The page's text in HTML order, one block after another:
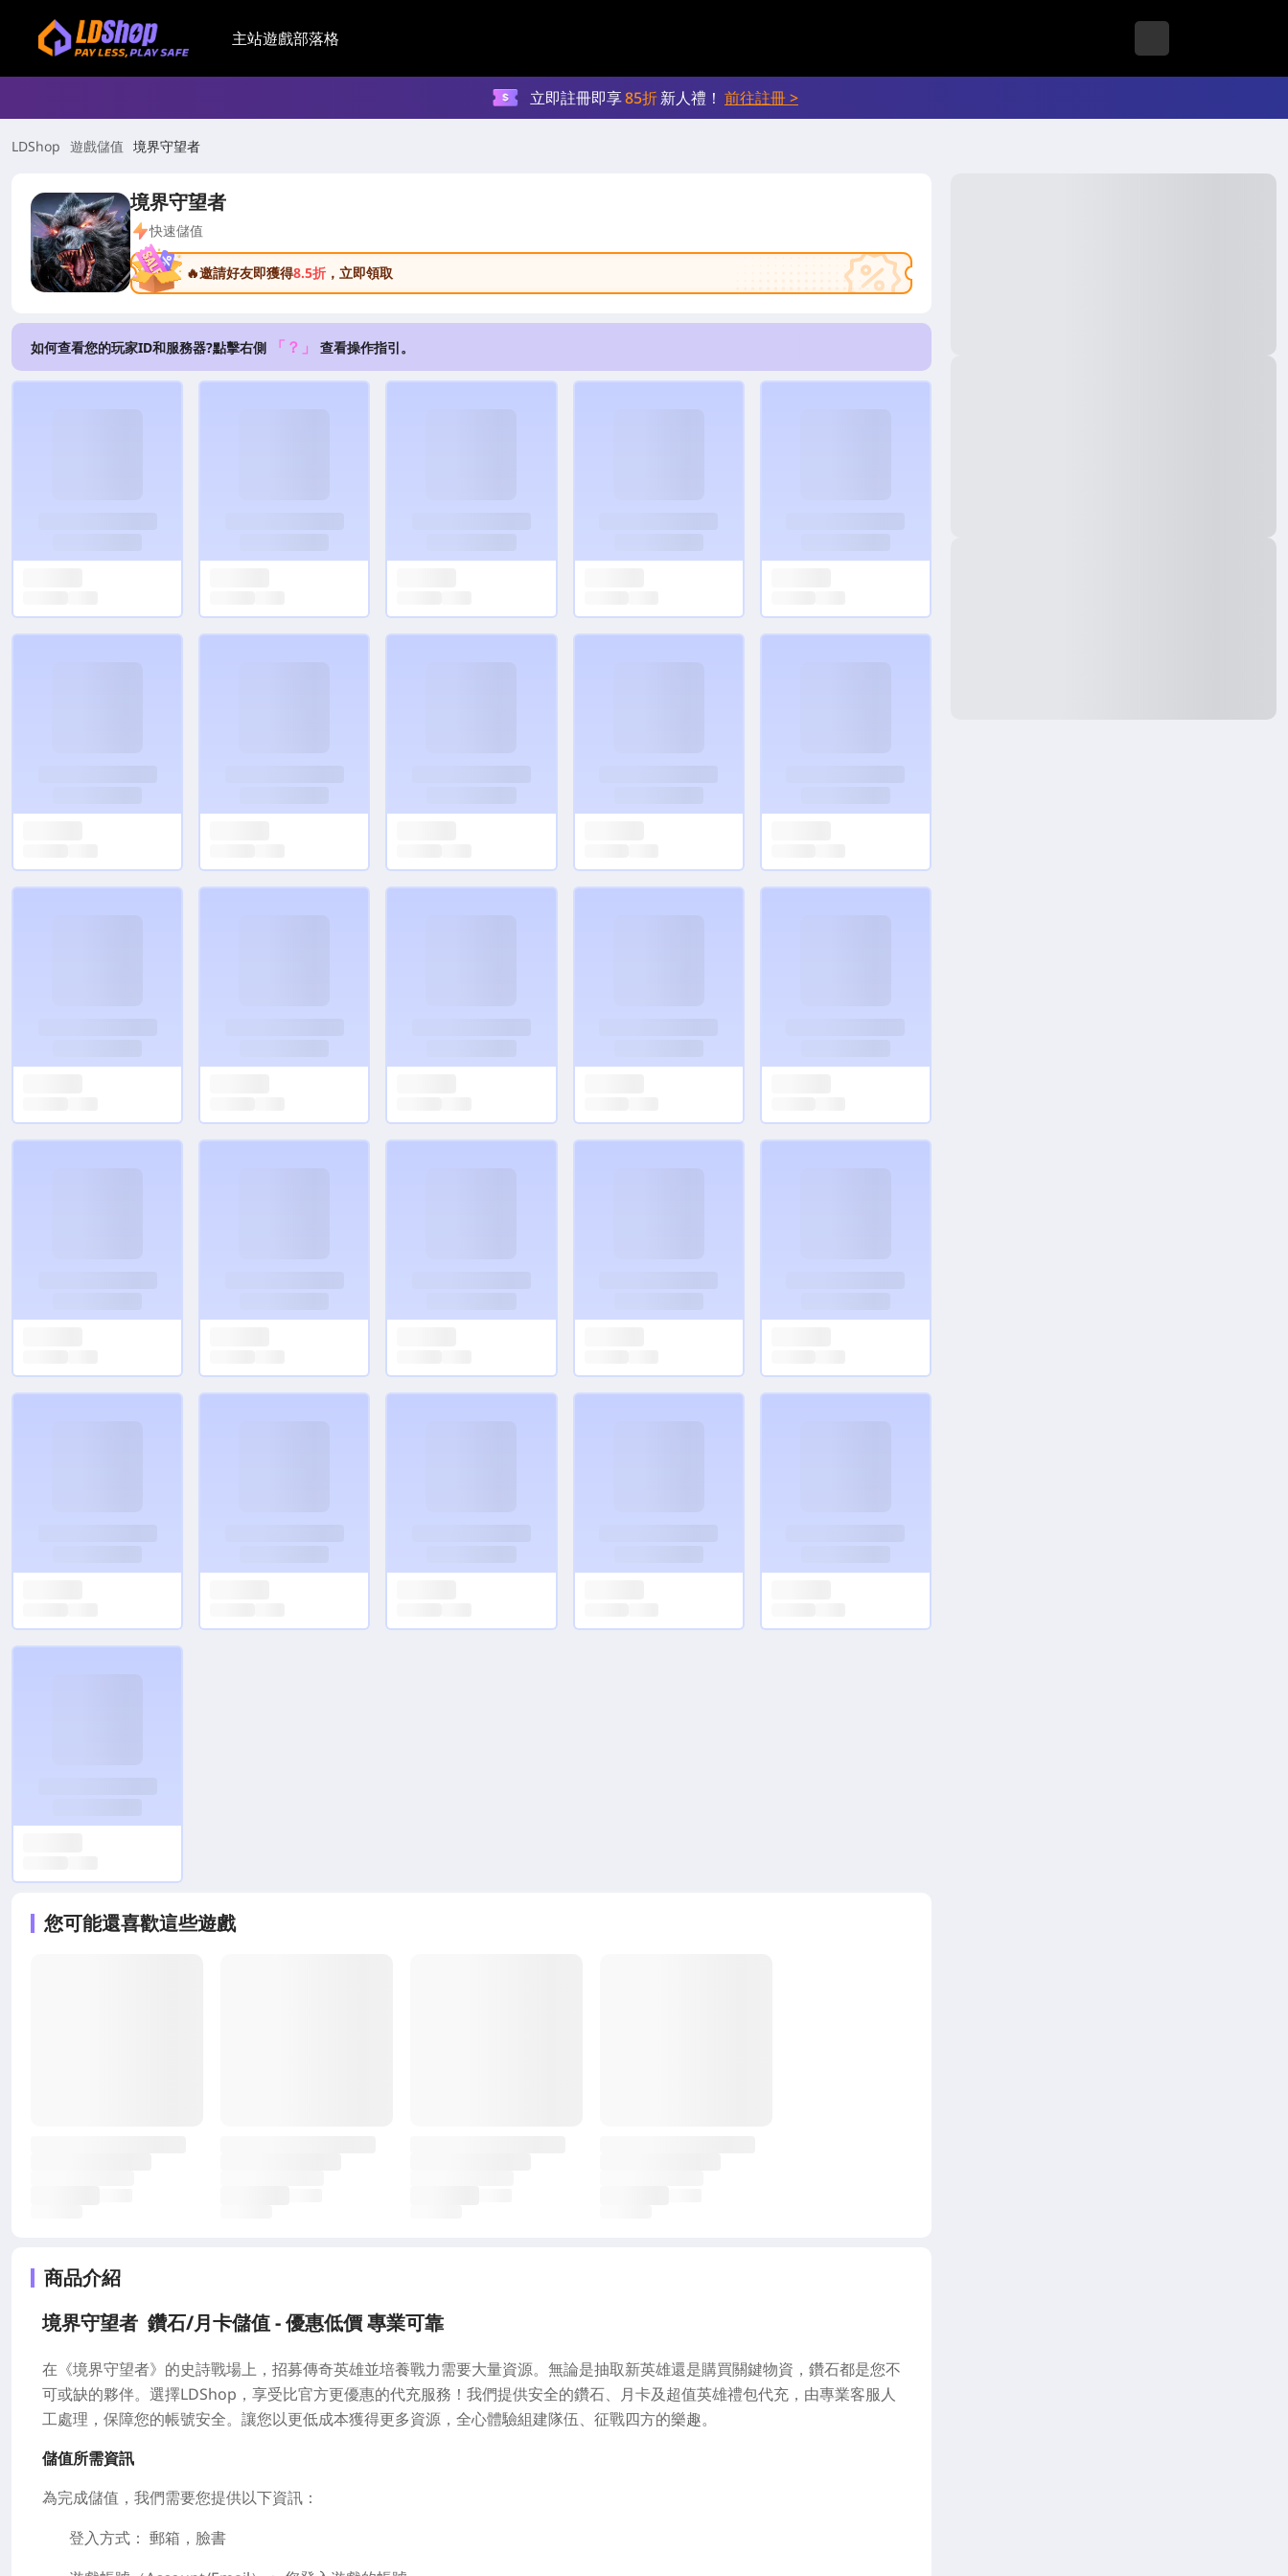
主站遊戲部落格
立即註冊即享85折新人禮！ 前往註冊 >
LDShop 遊戲儲值 境界守望者
境界守望者
快速儲值
🔥邀請好友即獲得8.5折 ，立即領取
如何查看您的玩家ID和服務器?點擊右側 「？」 查看操作指引。
您可能還喜歡這些遊戲
商品介紹
境界守望者 鑽石/月卡儲值 - 優惠低價 專業可靠
在《境界守望者》的史詩戰場上，招募傳奇英雄並培養戰力需要大量資源。無論是抽取新英雄還是購買關鍵物資，鑽石都是您不
可或缺的夥伴。選擇LDShop，享受比官方更優惠的代充服務！我們提供安全的鑽石、月卡及超值英雄禮包代充，由專業客服人
工處理，保障您的帳號安全。讓您以更低成本獲得更多資源，全心體驗組建隊伍、征戰四方的樂趣。
儲值所需資訊
為完成儲值，我們需要您提供以下資訊：
登入方式： 郵箱，臉書